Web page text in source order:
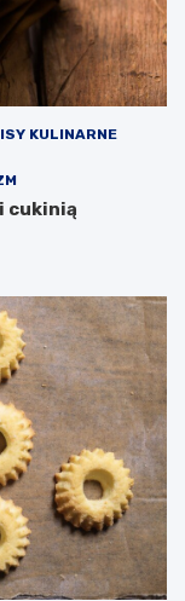
KULINARNE
cukinią